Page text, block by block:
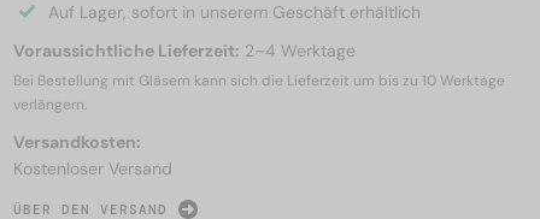
Auf Lager, sofort in unserem Geschäft erhältlich
Voraussichtliche Lieferzeit: 2–4 Werktage
Bei Bestellung mit Gläsern kann sich die Lieferzeit um bis zu 10 Werktage
verlängern.
Versandkosten:
Kostenloser Versand
ÜBER DEN VERSAND